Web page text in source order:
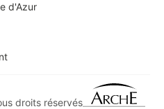
d'Azur
droits réservés